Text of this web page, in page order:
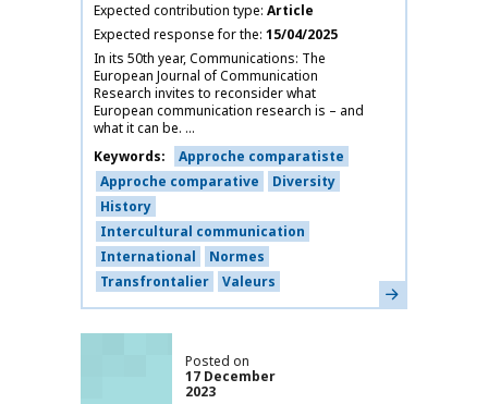
Expected contribution type Article
Expected response for the 15/04/2025
In its 50th year, Communications: The
European Journal of Communication
Research invites to reconsider what
European communication research is – and
what it can be. ...
Keywords
Approche comparatiste
Approche comparative
Diversity
History
Intercultural communication
International
Normes
Transfrontalier
Valeurs Learn more
Posted on
17 December
2023